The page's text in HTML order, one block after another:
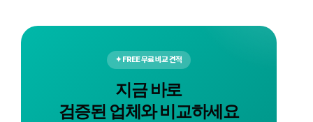
✦ FREE 무료 비교 견적
지금 바로
검증된 업체와 비교하세요